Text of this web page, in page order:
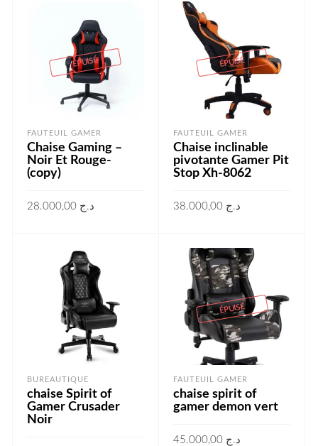
ÉPUISÉ
FAUTEUIL GAMER
Chaise Gaming –
Noir Et Rouge-
(copy)
د.ج 28.000,00
ÉPUISÉ
FAUTEUIL GAMER
Chaise inclinable
pivotante Gamer Pit
Stop Xh-8062
د.ج
BUREAUTIQUE
chaise Spirit of
Gamer Crusader
Noir
ÉPUISÉ
FAUTEUIL GAMER
chaise spirit of
gamer demon vert
د.ج